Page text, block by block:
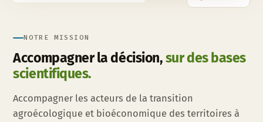
NOTRE MISSION
Accompagner la décision,sur des bases
scientifiques.
Accompagner les acteurs de la transition
agroécologique et bioéconomique des territoires à